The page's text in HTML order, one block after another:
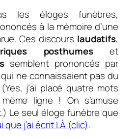
les éloges funèbres,
à la mémoire d’une
Ces discours laudatifs,
posthumeset
semblent prononcés par
ne connaissaient pas du
j’ai placé quatre mots
ligne ! On s’amuse
Le seul éloge funèbre que
que j’ai écrit LÀ (clic).